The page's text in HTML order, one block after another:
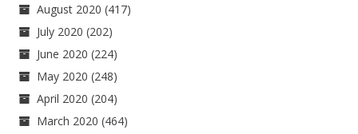
August 2020 (417)
July 2020 (202)
June 2020 (224)
May 2020 (248)
April 2020 (204)
March 2020 (464)